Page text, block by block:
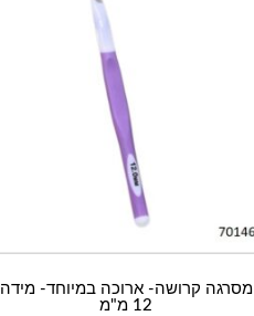
מסרגה קרושה- ארוכה במיוחד- מידה
12 מ"מ